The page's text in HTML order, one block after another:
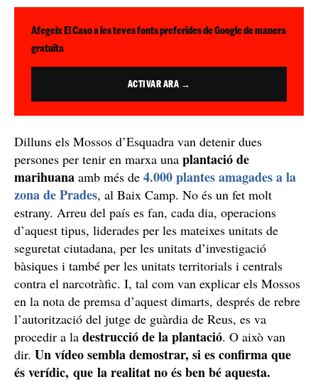
Afegeix El Caso a les teves fonts preferides de Google de manera
gratuïta
ACTIVAR ARA →
Dilluns els Mossos d’Esquadra van detenir dues
persones per tenir en marxa una plantació de
marihuana amb més de 4.000 plantes amagades a la
zona de Prades, al Baix Camp. No és un fet molt
estrany. Arreu del país es fan, cada dia, operacions
d’aquest tipus, liderades per les mateixes unitats de
seguretat ciutadana, per les unitats d’investigació
bàsiques i també per les unitats territorials i centrals
contra el narcotràfic. I, tal com van explicar els Mossos
en la nota de premsa d’aquest dimarts, després de rebre
l’autorització del jutge de guàrdia de Reus, es va
procedir a la destrucció de la plantació. O això van
dir. Un vídeo sembla demostrar, si es confirma que
és verídic, que la realitat no és ben bé aquesta.